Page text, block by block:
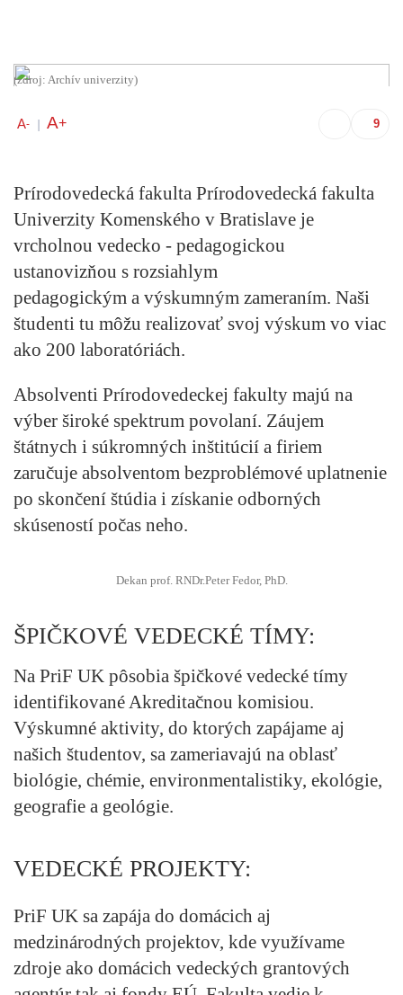
(zdroj: Archív univerzity)
A- A+
Prírodovedecká fakulta Prírodovedecká fakulta
Univerzity Komenského v Bratislave je
vrcholnou vedecko - pedagogickou
ustanovizňou s rozsiahlym
pedagogickým a výskumným zameraním. Naši
študenti tu môžu realizovať svoj výskum vo viac
ako 200 laboratóriách.
Absolventi Prírodovedeckej fakulty majú na
výber široké spektrum povolaní. Záujem
štátnych i súkromných inštitúcií a firiem
zaručuje absolventom bezproblémové uplatnenie
po skončení štúdia i získanie odborných
skúseností počas neho.
Dekan prof. RNDr.Peter Fedor, PhD.
ŠPIČKOVÉ VEDECKÉ TÍMY:
Na PriF UK pôsobia špičkové vedecké tímy
identifikované Akreditačnou komisiou.
Výskumné aktivity, do ktorých zapájame aj
našich študentov, sa zameriavajú na oblasť
biológie, chémie, environmentalistiky, ekológie,
geografie a geológie.
VEDECKÉ PROJEKTY:
PriF UK sa zapája do domácich aj
medzinárodných projektov, kde využívame
zdroje ako domácich vedeckých grantových